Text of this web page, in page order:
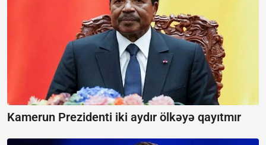
Kamerun Prezidenti iki aydır ölkəyə qayıtmır